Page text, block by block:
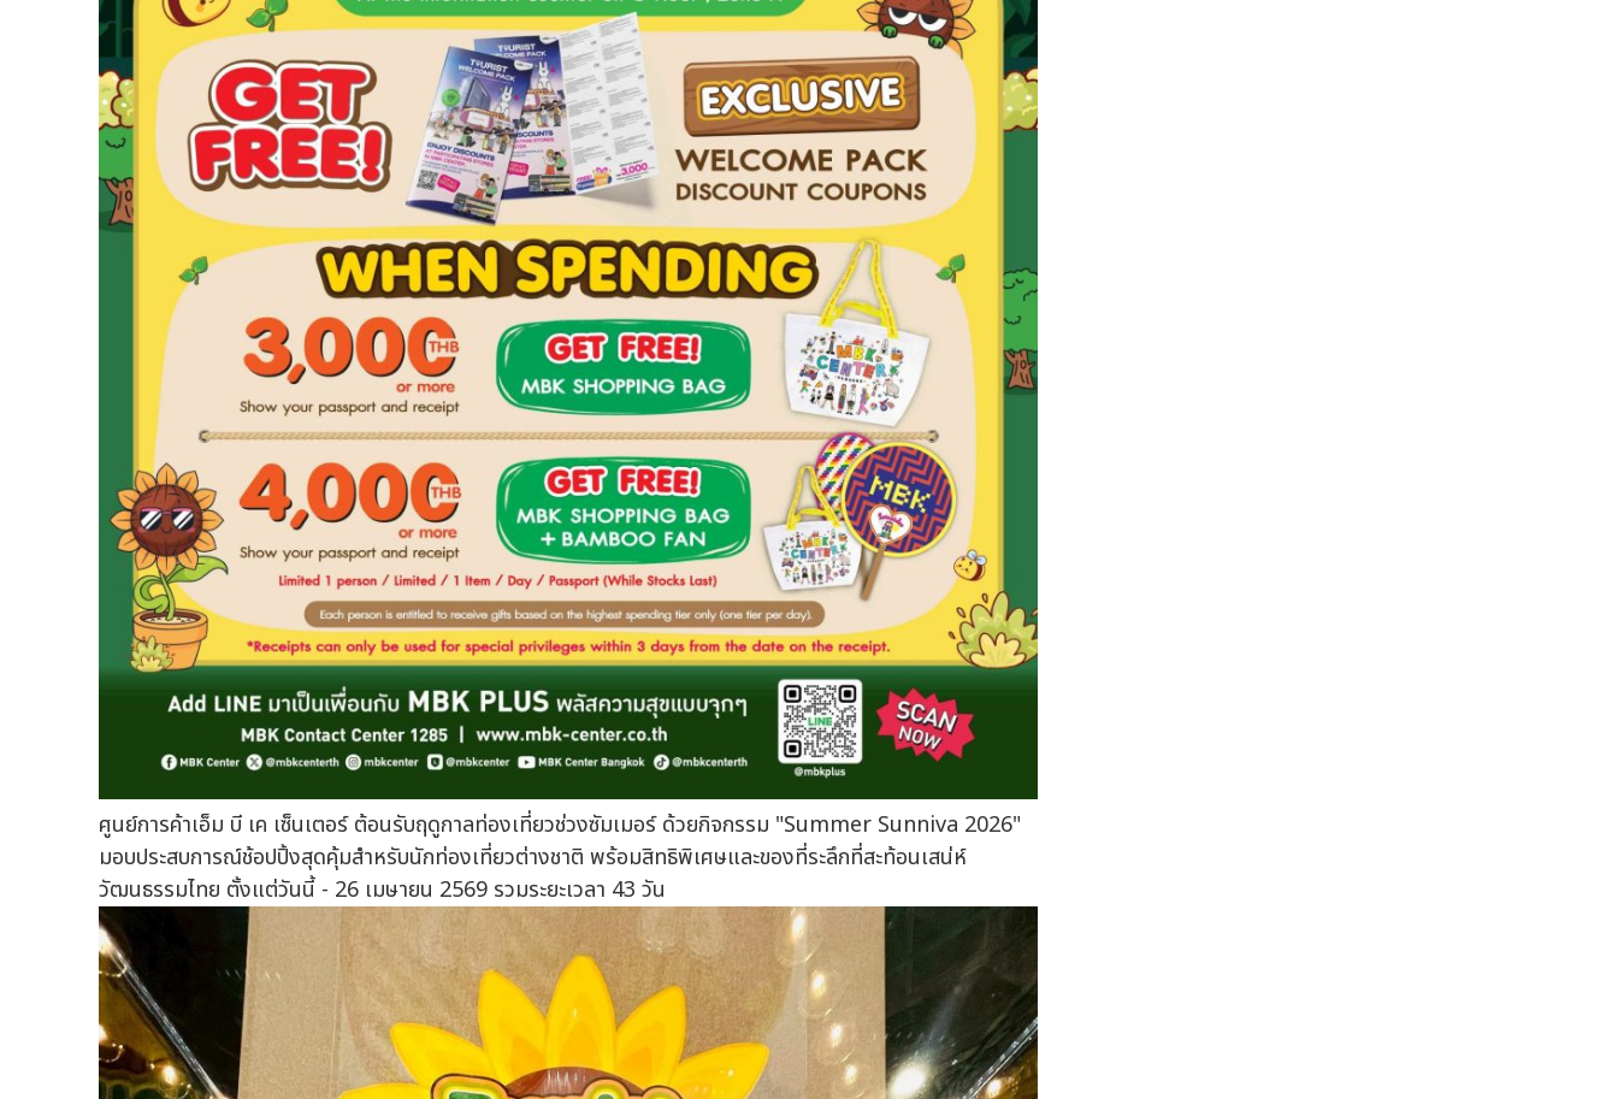
ศูนย์การค้าเอ็ม บี เค เซ็นเตอร์ ต้อนรับฤดูกาลท่องเที่ยวช่วงซัมเมอร์ ด้วยกิจกรรม "Summer Sunniva 2026"
มอบประสบการณ์ช้อปปิ้งสุดคุ้มสำหรับนักท่องเที่ยวต่างชาติ พร้อมสิทธิพิเศษและของที่ระลึกที่สะท้อนเสน่ห์
วัฒนธรรมไทย ตั้งแต่วันนี้ - 26 เมษายน 2569 รวมระยะเวลา 43 วัน